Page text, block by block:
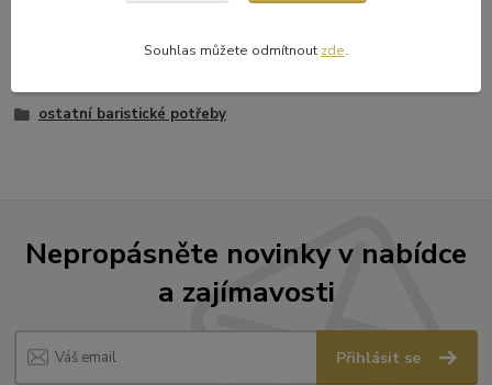
Zboží zařazeno v kategoriích
ostatní baristické potřeby
Nepropásněte novinky v nabídce
a zajímavosti
Přihlásit se
Souhlas můžete odmítnout zde.